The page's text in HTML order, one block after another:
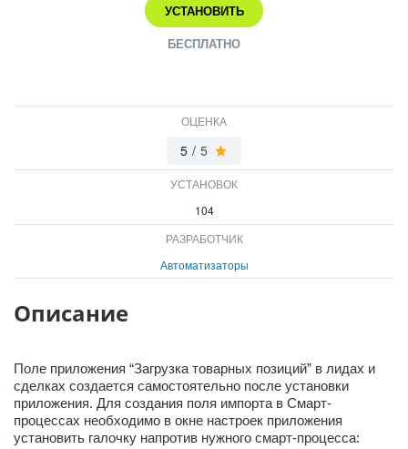
ҚАЗАҚША
ВХОД
УСТАНОВИТЬ
БЕСПЛАТНО
ОЦЕНКА
5 / 5
УСТАНОВОК
104
РАЗРАБОТЧИК
Автоматизаторы
Описание
Поле приложения “Загрузка товарных позиций” в лидах и
сделках создается самостоятельно после установки
приложения. Для создания поля импорта в Смарт-
процессах необходимо в окне настроек приложения
установить галочку напротив нужного смарт-процесса: